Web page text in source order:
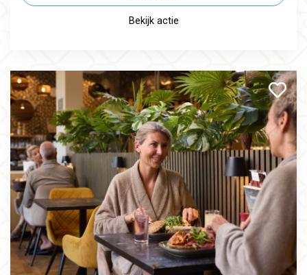
Bekijk actie